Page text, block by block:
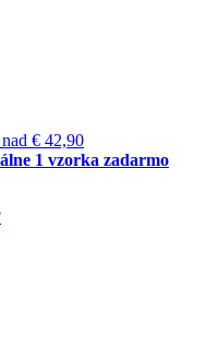
nad € 42,90
1 vzorka zadarmo